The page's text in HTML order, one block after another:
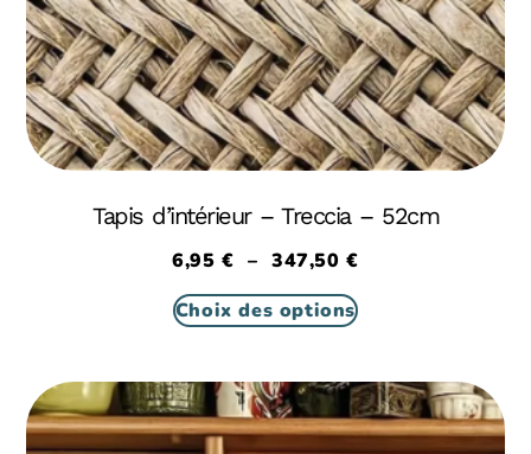
Tapis d’intérieur – Treccia – 52cm
6,95€ – 347,50€
Choix des options